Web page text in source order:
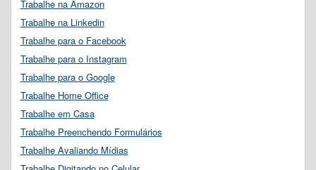
Trabalhe na Amazon
Trabalhe na Linkedin
Trabalhe para o Facebook
Trabalhe para o Instagram
Trabalhe para o Google
Trabalhe Home Office
Trabalhe em Casa
Trabalhe Preenchendo Formulários
Trabalhe Avaliando Mídias